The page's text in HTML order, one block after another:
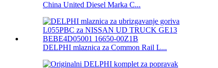
China United Diesel Marka C...
DELPHI mlaznica za Common Rail L...